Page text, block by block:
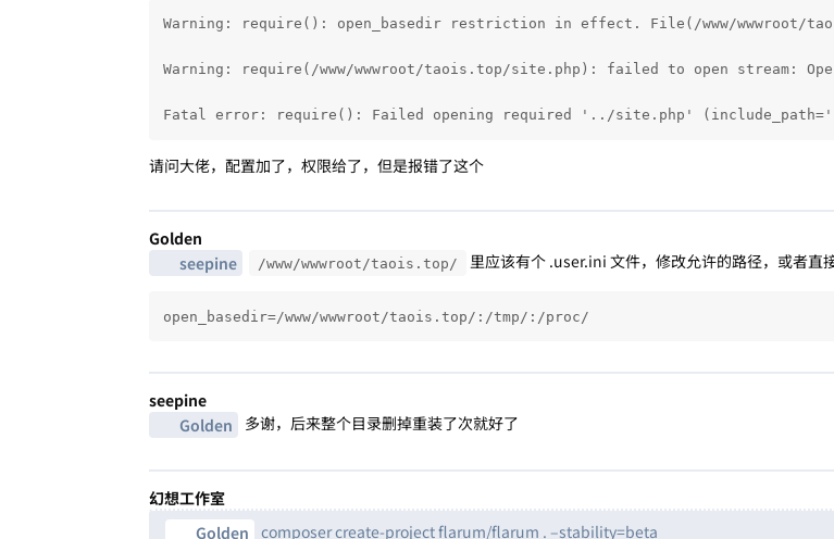
Warning: require(): open_basedir restriction in effect. File(/www/wwwroot/
Warning: require(/www/wwwroot/taois.top/site.php): failed to open stream:
Fatal error: require(): Failed opening required '../site.php'
请问大佬，配置加了，权限给了，但是报错了这个
Golden
seepine
/www/wwwroot/taois.top/ 里应该有个 .user.ini 文件，修改允许的路径，或者直
open_basedir=/www/wwwroot/taois.top/:/tmp/:/proc/
seepine
Golden
多谢，后来整个目录删掉重装了次就好了
幻想工作室
Golden composer create-project flarum/flarum . –stability=beta